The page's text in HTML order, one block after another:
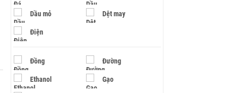
Dầu mỏ Dệt may
Điện
Đồng Đường
Ethanol Gạo